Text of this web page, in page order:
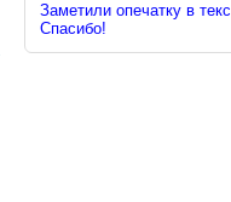
Заметили опечатку в
Спасибо!